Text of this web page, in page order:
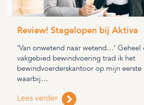
Review! Stagelopen bij Aktiva
‘Van onwetend naar wetend…’
vakgebied bewindvoering trad ik het
bewindvoerderskantoor op mijn
waarbij…
Lees verder